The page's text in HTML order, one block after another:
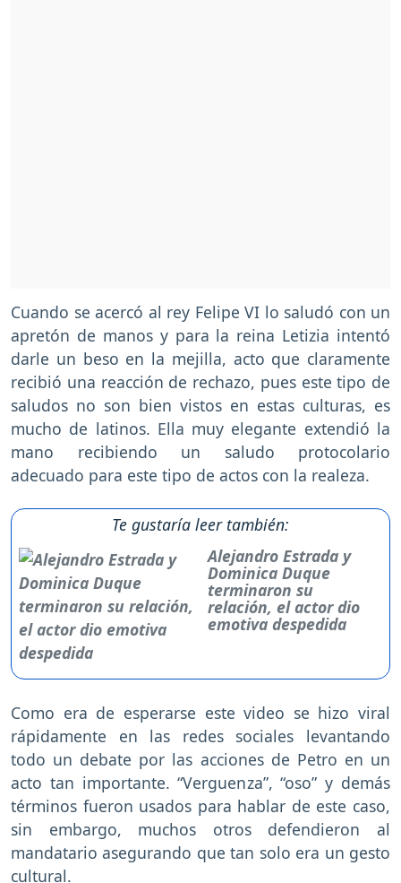
Cuando se acercó al rey Felipe VI lo saludó con un
apretón de manos y para la reina Letizia intentó
darle un beso en la mejilla, acto que claramente
recibió una reacción de rechazo, pues este tipo de
saludos no son bien vistos en estas culturas, es
mucho de latinos. Ella muy elegante extendió la
mano recibiendo un saludo protocolario
adecuado para este tipo de actos con la realeza.
Te gustaría leer también:
Alejandro Estrada y
Dominica Duque
terminaron su
relación, el actor dio
emotiva despedida
Como era de esperarse este video se hizo viral
rápidamente en las redes sociales levantando
todo un debate por las acciones de Petro en un
acto tan importante. “Verguenza”, “oso” y demás
términos fueron usados para hablar de este caso,
sin embargo, muchos otros defendieron al
mandatario asegurando que tan solo era un gesto
cultural.